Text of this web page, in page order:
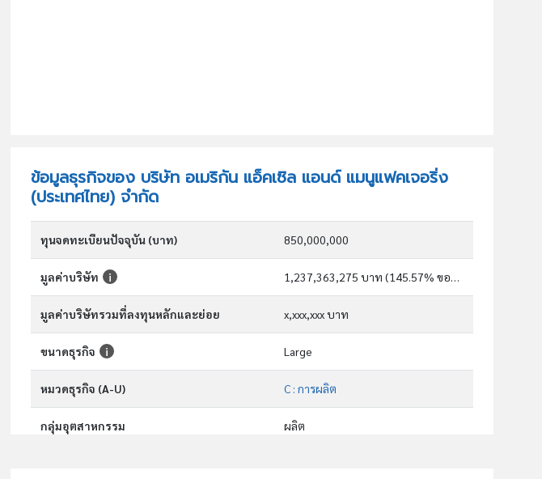
ข้อมูลธุรกิจของ บริษัท อเมริกัน แอ็คเซิล แอนด์ แมนูแฟคเจอริ่ง
(ประเทศไทย) จำกัด
ทุนจดทะเบียนปัจจุบัน (บาท) 850,000,000
มูลค่าบริษัท 1,237,363,275 บาท (145.57% ของทุน)
มูลค่าบริษัทรวมที่ลงทุนหลักและย่อย x,xxx,xxx บาท
ขนาดธุรกิจ Large
หมวดธุรกิจ (A-U) C : การผลิต
กลุ่มอุตสาหกรรม ผลิต